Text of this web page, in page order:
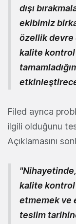
dışı
ekibimiz
özellik devre
kalite
Filed ayrıca
ilgili olduğunu
Açıklamasını
kalite kontrol
etmemek ve
teslim